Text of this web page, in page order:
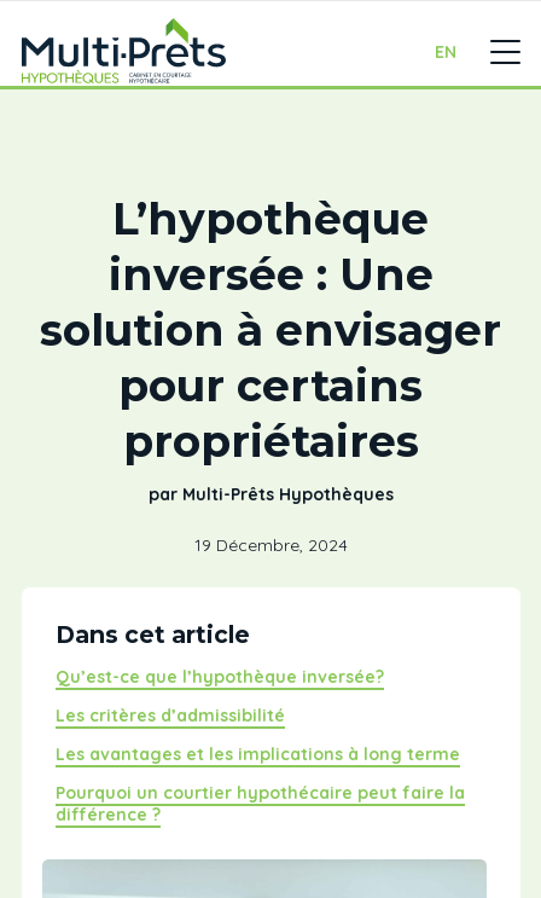
EN
L’hypothèque
inversée : Une
solution à envisager
pour certains
propriétaires
par Multi-Prêts Hypothèques
19 Décembre, 2024
Dans cet article
Qu’est-ce que l’hypothèque inversée?
Les critères d’admissibilité
Les avantages et les implications à long terme
Pourquoi un courtier hypothécaire peut faire la
différence ?